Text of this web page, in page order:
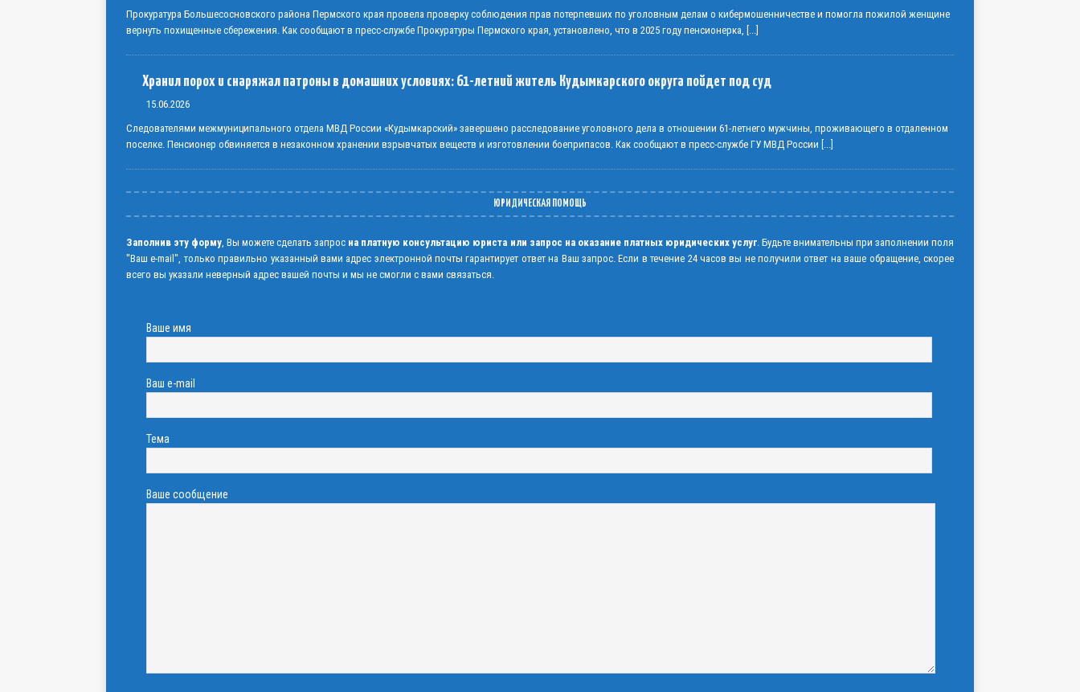
Прокуратура Большесосновского района Пермского края провела проверку соблюдения прав потерпевших по уголовным делам о кибермошенничестве и помогла пожилой женщине
вернуть похищенные сбережения. Как сообщают в пресс-службе Прокуратуры Пермского края, установлено, что в 2025 году пенсионерка, [...]
Хранил порох и снаряжал патроны в домашних условиях: 61-летний житель Кудымкарского округа пойдет под суд
15.06.2026
Следователями межмуниципального отдела МВД России «Кудымкарский» завершено расследование уголовного дела в отношении 61-летнего мужчины, проживающего в отдаленном
поселке. Пенсионер обвиняется в незаконном хранении взрывчатых веществ и изготовлении боеприпасов. Как сообщают в пресс-службе ГУ МВД России [...]
ЮРИДИЧЕСКАЯ ПОМОЩЬ
Заполнив эту форму, Вы можете сделать запрос на платную консультацию юриста или запрос на оказание платных юридических услуг. Будьте внимательны при заполнении поля
"Ваш e-mail", только правильно указанный вами адрес электронной почты гарантирует ответ на Ваш запрос. Если в течение 24 часов вы не получили ответ на ваше обращение, скорее
всего вы указали неверный адрес вашей почты и мы не смогли с вами связаться.
Ваше имя
Ваш e-mail
Тема
Ваше сообщение